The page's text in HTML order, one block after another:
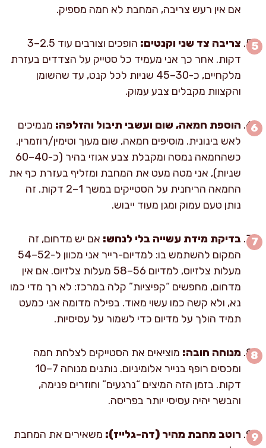
אם אין רעש צריבה, המחבת לא חמה מספיק.
צריבה צד שני וקנטים:
הופכים וצורבים עוד 2.5–3
דקות. אחר כך אני מעמיד כל סטייק על הצדדים בעזרת
מלקחיים, כ-30–45 שניות לכל קנט, עד שהשומן
והקצוות מקבלים צבע עמוק.
הוספת חמאה, שום ועשבי תיבול והזלפה: מנמיכים
לאש בינונית. מוסיפים חמאה, שום מעוך וטימין/רוזמרין.
כשהחמאה נמסה ומקבלת צבע אגוזי בהיר (כ-40–60
שניות), אני מטה מעט את המחבת ומזליף בעזרת כף את
החמאה הריחנית על הסטייקים במשך 1–2 דקות. זה
נותן טעם עמוק ומגן מעוד ייבוש.
בדיקת מידת עשייה בלי לנחש: אם יש מדחום, זה
המקום להשתמש בו: למדיום-רייר אני מכוון ל-52–54
מעלות צלזיוס, למדיום 56–58 מעלות צלזיוס. אם אין
מדחום, מחפשים “קפיציות” קלה במרכז: לא רך מדי כמו
נא, ולא קשה כמו עשוי מאוד. בפילה מדומה אני כמעט
תמיד הולך על מדיום כדי לשמור על עסיסיות.
מנוחה חובה: מוציאים את הסטייקים לצלחת חמה
ומכסים רופף בנייר אלומיניום. נותנים מנוחה 7–10
דקות. בזמן הזה המיצים “נרגעים” וחוזרים פנימה,
והבשר יהיה עסיסי יותר בפריסה.
רוטב מחבת מהיר (דה-גלייז): משאירים את המחבת